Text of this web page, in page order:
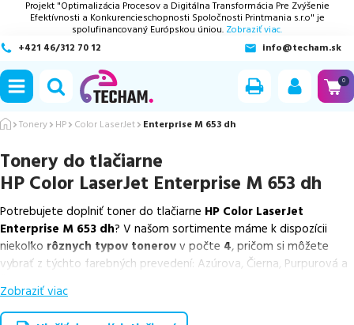
Projekt "Optimalizácia Procesov a Digitálna Transformácia Pre Zvýšenie
Efektívnosti a Konkurencieschopnosti Spoločnosti Printmania s.r.o" je
spolufinancovaný Európskou úniou. Zobraziť viac.
+421 46/312 70 12
info@techam.sk
0
Tonery HP Color LaserJet Enterprise M 653 dh
Tonery do tlačiarne
HP Color LaserJet Enterprise M 653 dh
Potrebujete doplniť toner do tlačiarne HP Color LaserJet
Enterprise M 653 dh? V našom sortimente máme k dispozícii
niekoľko rôznych typov tonerovv počte 4, pričom si môžete
vybrať z týchto farebných prevedení: Azúrova, Čierna, Purpurová a
Z uvedeného množstva dostupných náplní
Zobraziť viac